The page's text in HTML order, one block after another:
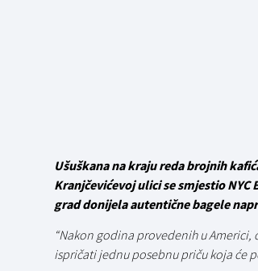
Ušuškana na kraju reda brojnih
Kranjčevićevoj ulici se smjestio
grad donijela autentične bagele
“Nakon godina provedenih u
ispričati jednu posebnu priču koja će